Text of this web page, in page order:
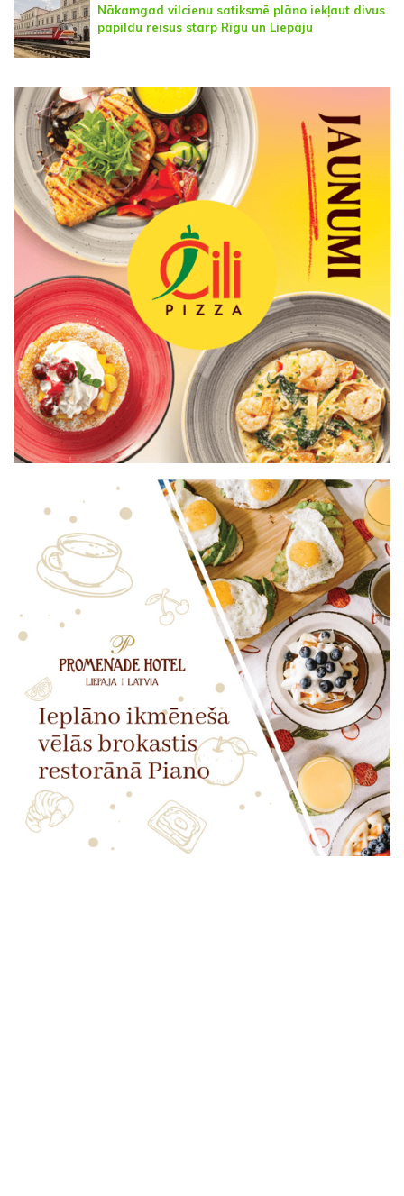
Nākamgad vilcienu satiksmē plāno iekļaut divus
papildu reisus starp Rīgu un Liepāju